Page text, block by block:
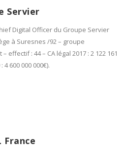
Servier
Digital Officer du Groupe Servier
à Suresnes /92 – groupe
: 44 – CA légal 2017 : 2 122 161
4 600 000 000€).
France